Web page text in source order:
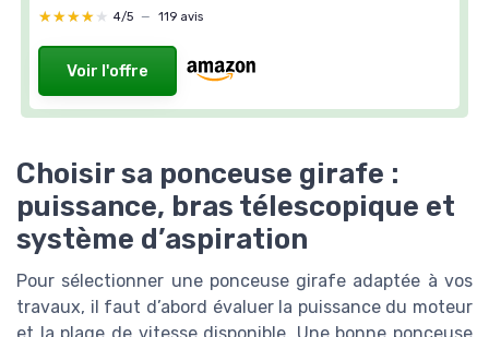
★★★★★
★★★★★ 4/5 — 119 avis
Voir l'offre
Choisir sa ponceuse girafe :
puissance, bras télescopique et
système d’aspiration
Pour sélectionner une ponceuse girafe adaptée à vos
travaux, il faut d’abord évaluer la puissance du moteur